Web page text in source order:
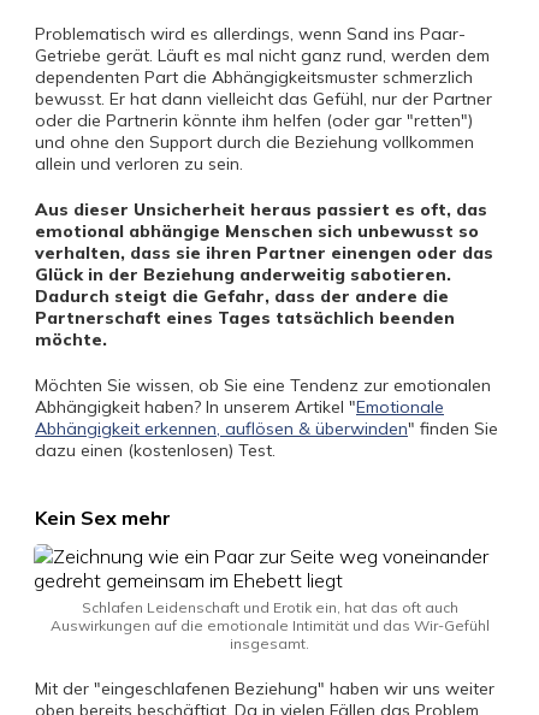
Problematisch wird es allerdings, wenn Sand ins Paar-
Getriebe gerät. Läuft es mal nicht ganz rund, werden dem
dependenten Part die Abhängigkeitsmuster schmerzlich
bewusst. Er hat dann vielleicht das Gefühl, nur der Partner
oder die Partnerin könnte ihm helfen (oder gar "retten")
und ohne den Support durch die Beziehung vollkommen
allein und verloren zu sein.
Aus dieser Unsicherheit heraus passiert es oft, das
emotional abhängige Menschen sich unbewusst so
verhalten, dass sie ihren Partner einengen oder das
Glück in der Beziehung anderweitig sabotieren.
Dadurch steigt die Gefahr, dass der andere die
Partnerschaft eines Tages tatsächlich beenden
möchte.
Möchten Sie wissen, ob Sie eine Tendenz zur emotionalen
Abhängigkeit haben? In unserem Artikel "Emotionale
Abhängigkeit erkennen, auflösen & überwinden" finden Sie
dazu einen (kostenlosen) Test.
Kein Sex mehr
Schlafen Leidenschaft und Erotik ein, hat das oft auch
Auswirkungen auf die emotionale Intimität und das Wir-Gefühl
insgesamt.
Mit der "eingeschlafenen Beziehung" haben wir uns weiter
oben bereits beschäftigt. Da in vielen Fällen das Problem